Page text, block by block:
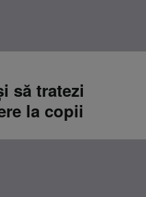
să tratezi
la copii